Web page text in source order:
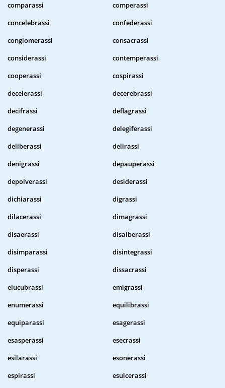
comparassi
comperassi
concelebrassi
confederassi
conglomerassi
consacrassi
considerassi
contemperassi
cooperassi
cospirassi
decelerassi
decerebrassi
decifrassi
deflagrassi
degenerassi
delegiferassi
deliberassi
delirassi
denigrassi
depauperassi
depolverassi
desiderassi
dichiarassi
digrassi
dilacerassi
dimagrassi
disaerassi
disalberassi
disimparassi
disintegrassi
disperassi
dissacrassi
elucubrassi
emigrassi
enumerassi
equilibrassi
equiparassi
esagerassi
esasperassi
esecrassi
esilarassi
esonerassi
espirassi
esulcerassi